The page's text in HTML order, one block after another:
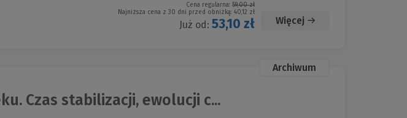
Cena regularna: 59,00 zł
Najniższa cena z 30 dni przed obniżką: 40,12 zł
Już od: 53,10 zł Więcej
Archiwum
Czas stabilizacji, ewolucji c...